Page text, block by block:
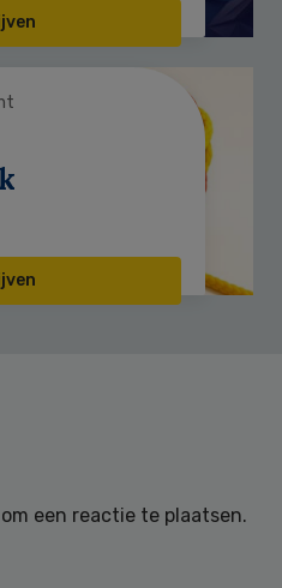
om een reactie te plaatsen.